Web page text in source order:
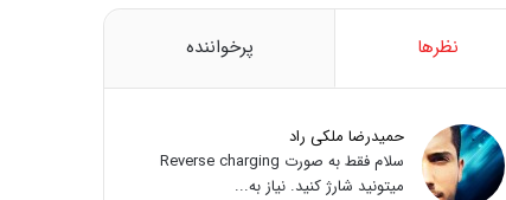
نظرها پرخواننده
حمیدرضا ملکی راد
سلام فقط به صورت Reverse charging
میتونید شارژ کنید. نیاز به...